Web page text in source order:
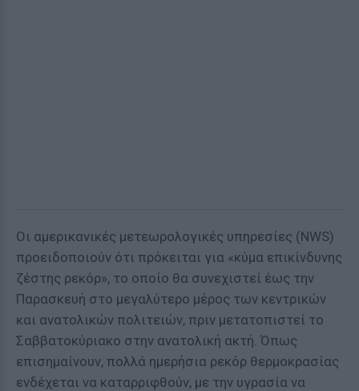
Οι αμερικανικές μετεωρολογικές υπηρεσίες (NWS)
προειδοποιούν ότι πρόκειται για «κύμα επικίνδυνης
ζέστης ρεκόρ», το οποίο θα συνεχιστεί έως την
Παρασκευή στο μεγαλύτερο μέρος των κεντρικών
και ανατολικών πολιτειών, πριν μετατοπιστεί το
Σαββατοκύριακο στην ανατολική ακτή. Όπως
επισημαίνουν, πολλά ημερήσια ρεκόρ θερμοκρασίας
ενδέχεται να καταρριφθούν, με την υγρασία να